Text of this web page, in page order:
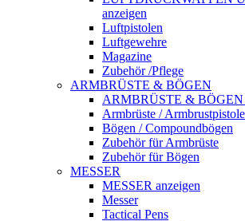
anzeigen
Luftpistolen
Luftgewehre
Magazine
Zubehör /Pflege
ARMBRÜSTE & BÖGEN
ARMBRÜSTE & BÖGEN
Armbrüste /
Bögen / Compoundbögen
Zubehör für Armbrüste
Zubehör für Bögen
MESSER
MESSER anzeigen
Messer
Tactical Pens